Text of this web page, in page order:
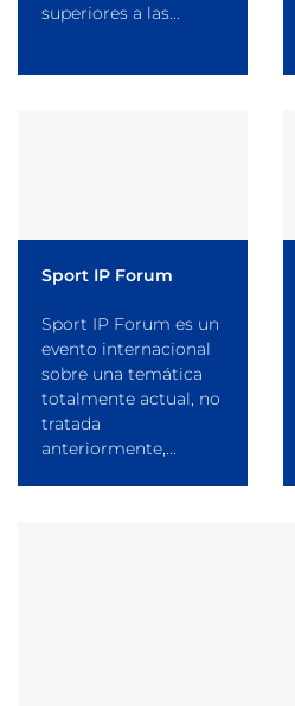
superiores a las...
Sport IP Forum
Sport IP Forum es un
evento internacional
sobre una temática
totalmente actual, no
tratada
anteriormente,...